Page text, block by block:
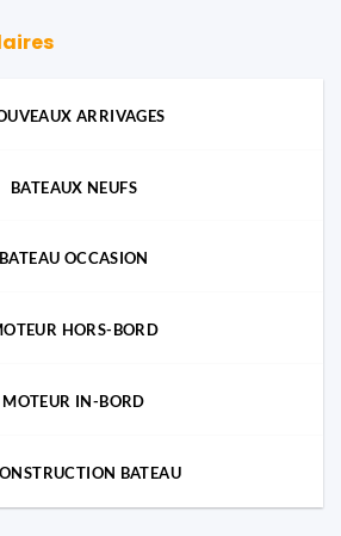
ARRIVAGES
BATEAUX NEUFS
BATEAU OCCASION
HORS-BORD
MOTEUR IN-BORD
BATEAU